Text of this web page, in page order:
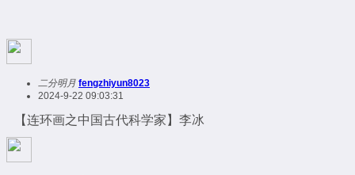
二分明月 fengzhiyun8023
2024-9-22 09:03:31
【连环画之中国古代科学家】李冰